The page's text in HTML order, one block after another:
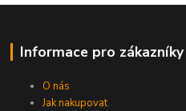
Informace pro zákazníky
O nás
Jak nakupovat